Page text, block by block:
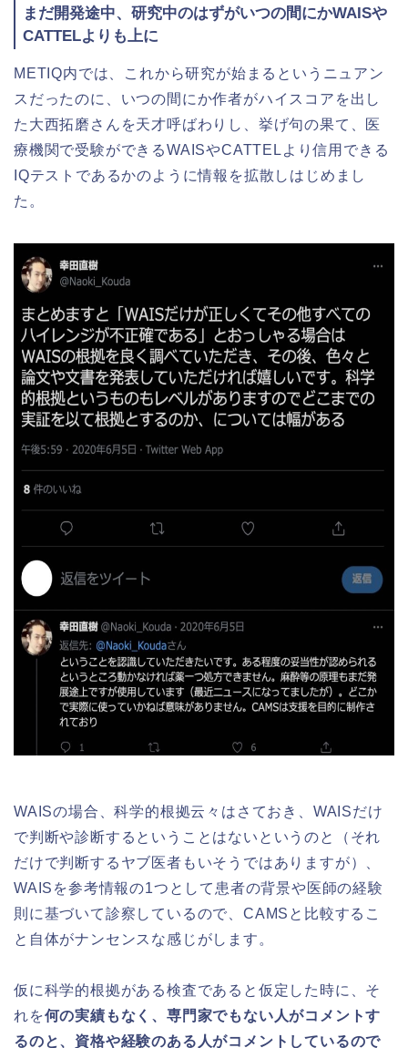
まだ開発途中、研究中のはずがいつの間にかWAISや
CATTELよりも上に
METIQ内では、これから研究が始まるというニュアン
スだったのに、いつの間にか作者がハイスコアを出し
た大西拓磨さんを天才呼ばわりし、挙げ句の果て、医
療機関で受験ができるWAISやCATTELより信用できる
IQテストであるかのように情報を拡散しはじめまし
た。
WAISの場合、科学的根拠云々はさておき、WAISだけ
で判断や診断するということはないというのと（それ
だけで判断するヤブ医者もいそうではありますが）、
WAISを参考情報の1つとして患者の背景や医師の経験
則に基づいて診察しているので、CAMSと比較するこ
と自体がナンセンスな感じがします。
仮に科学的根拠がある検査であると仮定した時に、そ
れを何の実績もなく、専門家でもない人がコメントす
るのと、資格や経験のある人がコメントしているので